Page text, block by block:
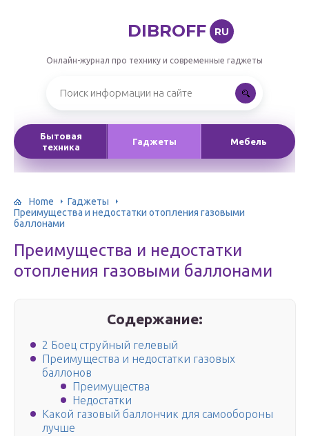
DIBROFF RU
Онлайн-журнал про технику и современные гаджеты
Бытовая
техника
Гаджеты Мебель
Home
Гаджеты
Преимущества и недостатки отопления газовыми
баллонами
Преимущества и недостатки
отопления газовыми баллонами
Содержание:
2 Боец струйный гелевый
Преимущества и недостатки газовых
баллонов
Преимущества
Недостатки
Какой газовый баллончик для самообороны
лучше